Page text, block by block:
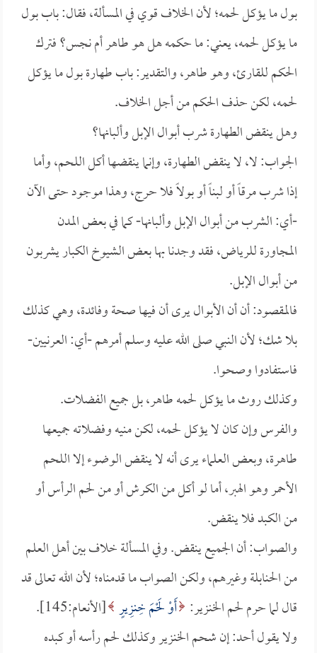
بول ما يؤكل لحمه؛ لأن الخلاف قوي في المسألة، فقال: باب بول
ما يؤكل لحمه، يعني: ما حكمه هل هو طاهر أم نجس؟ فترك
الحكم للقارئ، وهو طاهر، والتقدير: باب طهارة بول ما يؤكل
لحمه، لكن حذف الحكم من أجل الخلاف.
وهل ينقض الطهارة شرب أبوال الإبل وألبانها؟
الجواب: لا، لا ينقض الطهارة، وإنما ينقضها أكل اللحم، وأما
إذا شرب مرقاً أو لبناً أو بولاً فلا حرج، وهذا موجود حتى الآن
-أي: الشرب من أبوال الإبل وألبانها- كما في بعض المدن
المجاورة للرياض، فقد وجدنا بها بعض الشيوخ الكبار يشربون
من أبوال الإبل.
فالمقصود: أن أن الأبوال يرى أن فيها صحة وفائدة، وهي كذلك
بلا شك؛ لأن النبي صلى الله عليه وسلم أمرهم -أي: العرنيين-
فاستفادوا وصحوا.
وكذلك روث ما يؤكل لحمه طاهر، بل جميع الفضلات.
والفرس وإن كان لا يؤكل لحمه، لكن منيه وفضلاته جميعها
طاهرة، وبعض العلماء يرى أنه لا ينقض الوضوء إلا اللحم
الأحمر وهو الهبر، أما لو أكل من الكرش أو من لحم الرأس أو
من الكبد فلا ينقض.
والصواب: أن الجميع ينقض. وفي المسألة خلاف بين أهل العلم
من الحنابلة وغيرهم، ولكن الصواب ما قدمناه؛ لأن الله تعالى قد
قال لما حرم لحم الخنزير: أَوْ لَحْمَ خِنزِيرٍ [الأنعام:145].
ولا يقول أحد: إن شحم الخنزير وكذلك لحم رأسه أو كبده